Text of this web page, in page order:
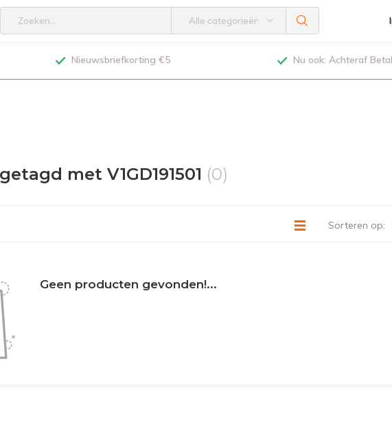
Alle categorieën
Nieuwsbriefkorting €5 Nu ook: Achteraf
met V1GD191501 (0)
Sorteren op:
Geen producten gevonden!...